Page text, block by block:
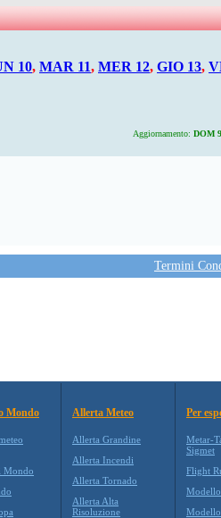
10, MAR 11, MER 12, GIO 13,
Aggiornamento: DOM
Termini
Mondo
Mondo
Allerta Meteo
Allerta Grandine
Allerta Incendi
Allerta Tornado
Allerta Alta
Risoluzione
Per
Metar-
Sigmet
Flight